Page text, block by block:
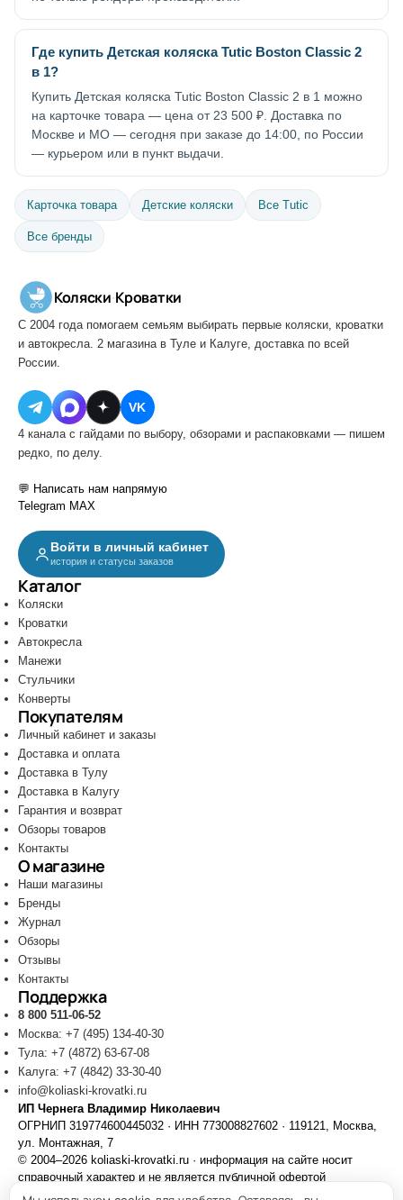
Где купить Детская коляска Tutic Boston Classic 2
в 1?
Купить Детская коляска Tutic Boston Classic 2 в 1 можно
на карточке товара — цена от 23 500 ₽. Доставка по
Москве и МО — сегодня при заказе до 14:00, по России
— курьером или в пункт выдачи.
Карточка товара Детские коляски Все Tutic
Все бренды
Коляски·Кроватки
С 2004 года помогаем семьям выбирать первые коляски, кроватки
и автокресла. 2 магазина в Туле и Калуге, доставка по всей
России.
VK
4 канала с гайдами по выбору, обзорами и распаковками — пишем
редко, по делу.
💬 Написать нам напрямую
Telegram MAX
Войти в личный кабинет
история и статусы заказов
Каталог
Коляски
Кроватки
Автокресла
Манежи
Стульчики
Конверты
Покупателям
Личный кабинет и заказы
Доставка и оплата
Доставка в Тулу
Доставка в Калугу
Гарантия и возврат
Обзоры товаров
Контакты
О магазине
Наши магазины
Бренды
Журнал
Обзоры
Отзывы
Контакты
Поддержка
8 800 511-06-52
Москва: +7 (495) 134-40-30
Тула: +7 (4872) 63-67-08
Калуга: +7 (4842) 33-30-40
info@koliaski-krovatki.ru
ИП Чернега Владимир Николаевич
ОГРНИП 319774600445032 · ИНН 773008827602 · 119121, Москва,
ул. Монтажная, 7
© 2004–2026 koliaski-krovatki.ru · информация на сайте носит
справочный характер и не является публичной офертой
Политика конфиденциальности
Обработка персональных данных